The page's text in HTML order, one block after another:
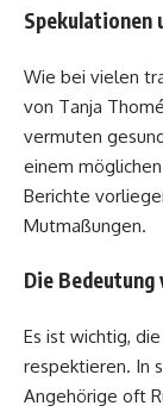
Spekulationen
Wie bei vielen
von Tanja
vermuten
einem
Berichte
Mutmaßungen.
Die
Es ist wichtig,
respektieren. In
Angehörige oft